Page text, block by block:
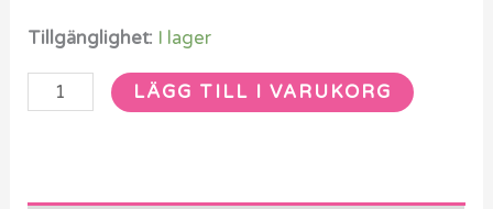
Tillgänglighet: I lager
LÄGG TILL I VARUKORG